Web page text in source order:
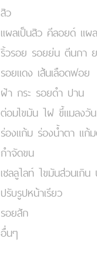
สิว
แผลเป็นสิว คีลอยด์ แผ
ริ้วรอย รอยย่น ตีนกา
รอยแดง เส้นเลือดฟอย
ฝ้า กระ รอยดำ ปาน
ต่อมไขมัน ไฝ ขี้แมลงวั
ร่องแก้ม ร่องน้ำตา แก้
กำจัดขน
เชลลูไลท์ ไขมันส่วนเกิน
ปรับรูปหน้าเรียว
รอยสัก
อื่นๆ